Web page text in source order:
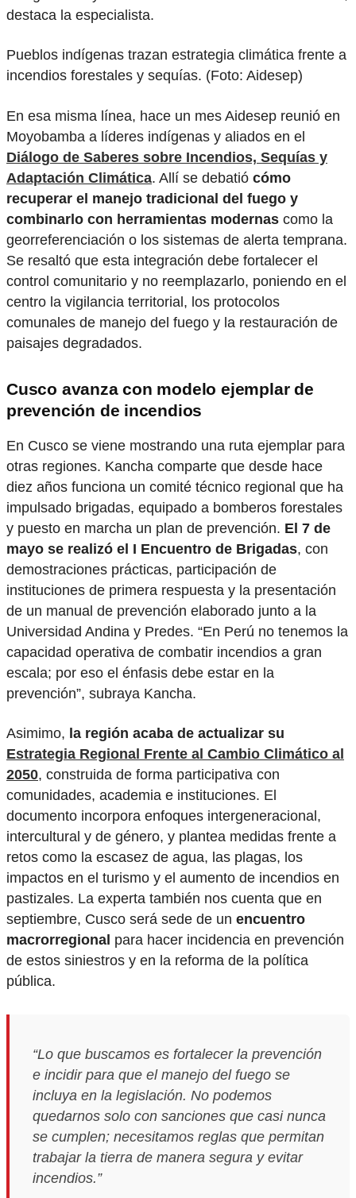
destaca la especialista.
Pueblos indígenas trazan estrategia climática frente a
incendios forestales y sequías. (Foto: Aidesep)
En esa misma línea, hace un mes Aidesep reunió en
Moyobamba a líderes indígenas y aliados en el
Diálogo de Saberes sobre Incendios, Sequías y
Adaptación Climática. Allí se debatió cómo
recuperar el manejo tradicional del fuego y
combinarlo con herramientas modernas como la
georreferenciación o los sistemas de alerta temprana.
Se resaltó que esta integración debe fortalecer el
control comunitario y no reemplazarlo, poniendo en el
centro la vigilancia territorial, los protocolos
comunales de manejo del fuego y la restauración de
paisajes degradados.
Cusco avanza con modelo ejemplar de
prevención de incendios
En Cusco se viene mostrando una ruta ejemplar para
otras regiones. Kancha comparte que desde hace
diez años funciona un comité técnico regional que ha
impulsado brigadas, equipado a bomberos forestales
y puesto en marcha un plan de prevención. El 7 de
mayo se realizó el I Encuentro de Brigadas, con
demostraciones prácticas, participación de
instituciones de primera respuesta y la presentación
de un manual de prevención elaborado junto a la
Universidad Andina y Predes. “En Perú no tenemos la
capacidad operativa de combatir incendios a gran
escala; por eso el énfasis debe estar en la
prevención”, subraya Kancha.
Asimimo, la región acaba de actualizar su
Estrategia Regional Frente al Cambio Climático al
2050, construida de forma participativa con
comunidades, academia e instituciones. El
documento incorpora enfoques intergeneracional,
intercultural y de género, y plantea medidas frente a
retos como la escasez de agua, las plagas, los
impactos en el turismo y el aumento de incendios en
pastizales. La experta también nos cuenta que en
septiembre, Cusco será sede de un encuentro
macrorregional para hacer incidencia en prevención
de estos siniestros y en la reforma de la política
pública.
“Lo que buscamos es fortalecer la prevención
e incidir para que el manejo del fuego se
incluya en la legislación. No podemos
quedarnos solo con sanciones que casi nunca
se cumplen; necesitamos reglas que permitan
trabajar la tierra de manera segura y evitar
incendios.”